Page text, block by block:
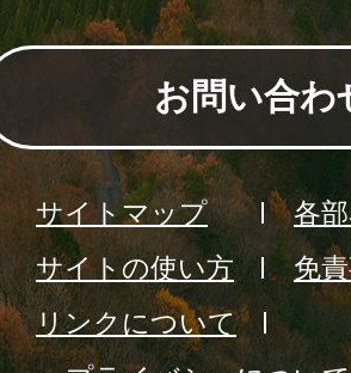
お問い合わ
サイトマップ
各
サイトの使い方
免
リンクについて